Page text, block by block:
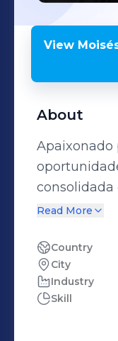
View
About
Apaixonado
Seleção,
desafios da
ciclo de
análise de
candidatos
entrevistas e
Read More
Country
City
Industry
Skill